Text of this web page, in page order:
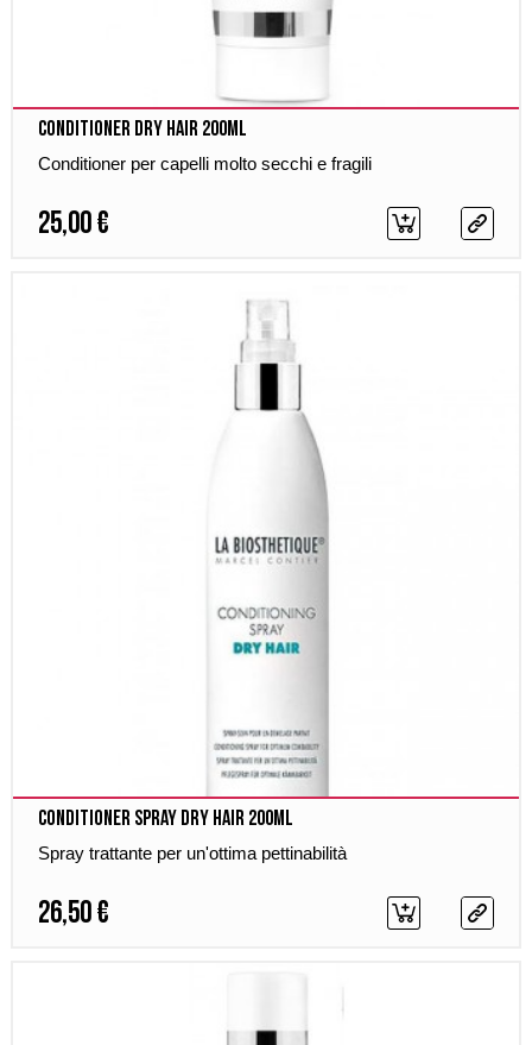
Conditioner Dry Hair 200ml
Conditioner per capelli molto secchi e fragili
25,00 €
Conditioner Spray Dry Hair 200ml
Spray trattante per un'ottima pettinabilità
26,50 €